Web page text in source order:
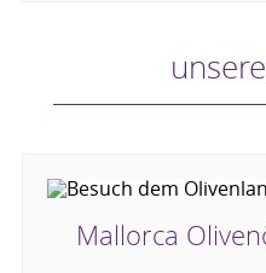
Mallorca